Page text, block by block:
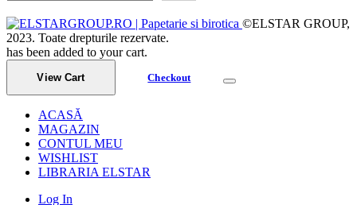
©ELSTAR GROUP,
2023. Toate drepturile rezervate.
has been added to your cart.
View Cart Checkout
ACASĂ
MAGAZIN
CONTUL MEU
WISHLIST
LIBRARIA ELSTAR
Log In